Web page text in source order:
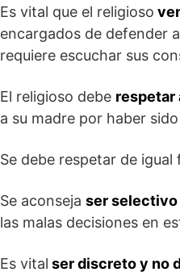
Es vital que el religioso
encargados de defender
requiere escuchar sus
El religioso debe respetar
a su madre por haber
Se debe respetar de igual
Se aconseja ser selectivo
las malas decisiones en
Es vital ser discreto y no